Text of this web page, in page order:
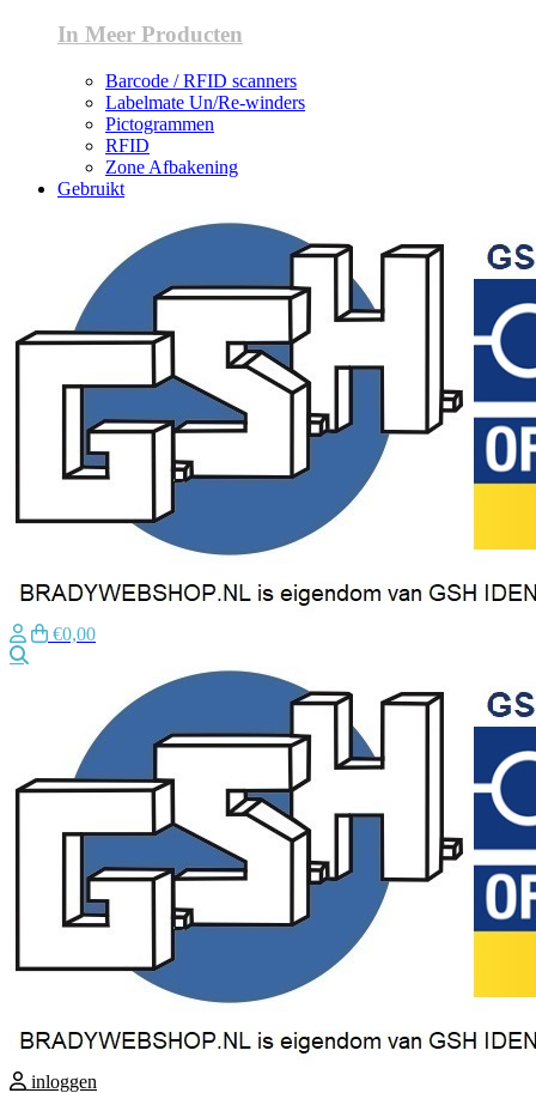
In Meer Producten
Barcode / RFID scanners
Labelmate Un/Re-winders
Pictogrammen
RFID
Zone Afbakening
Gebruikt
€0,00
inloggen